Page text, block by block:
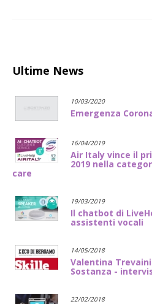
Ultime News
10/03/2020
Emergenza
16/04/2019
Air Italy vince il
2019 nella
care
19/03/2019
Il chatbot di
assistenti vocali
14/05/2018
Valentina
Sostanza -
22/02/2018